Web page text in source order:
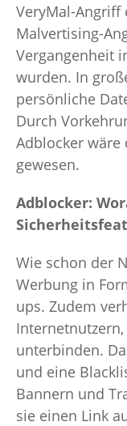
VeryMal-Angriff
Malvertising-
Vergangenheit
wurden. In
persönliche
Durch
Adblocker wäre
gewesen.
Adblocker:
Wie schon der
Werbung in
ups. Zudem
unterbinden.
und eine
Bannern und
sie einen Link